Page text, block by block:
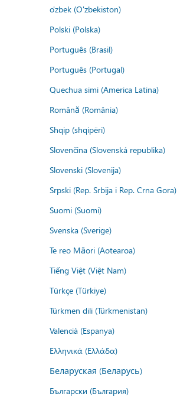
o'zbek (O'zbekiston)
Polski (Polska)
Português (Brasil)
Português (Portugal)
Quechua simi (America Latina)
Română (România)
Shqip (shqipëri)
Slovenčina (Slovenská republika)
Slovenski (Slovenija)
Srpski (Rep. Srbija i Rep. Crna Gora)
Suomi (Suomi)
Svenska (Sverige)
Te reo Māori (Aotearoa)
Tiếng Việt (Việt Nam)
Türkçe (Türkiye)
Türkmen dili (Türkmenistan)
Valencià (Espanya)
Ελληνικά (Ελλάδα)
Беларуская (Беларусь)
Български (България)